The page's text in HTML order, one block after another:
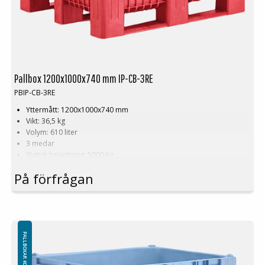
Pallbox 1200x1000x740 mm IP-CB-3RE
PBIP-CB-3RE
Yttermått: 1200x1000x740 mm
Vikt: 36,5 kg
Volym: 610 liter
3 medar
Statisk belastning: 5000 kg
Nyttolast: 700 kg
Lämplig för kontakt med livsmedel
Hygienisk, lätt att rengöra
Färg: Röd
Lock finns i olika färger
Logistik: 4 st/pallplatser (120x100x240 cm)
På förfrågan